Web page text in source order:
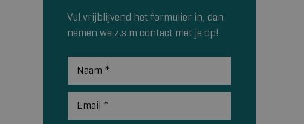
Vul vrijblijvend het formulier in, dan
nemen we z.s.m contact met je op!
Naam *
Email *